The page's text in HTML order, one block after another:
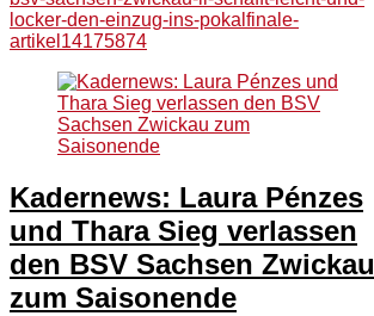
locker-den-einzug-ins-pokalfinale-
artikel14175874
Kadernews: Laura Pénzes
und Thara Sieg verlassen
den BSV Sachsen Zwickau
zum Saisonende